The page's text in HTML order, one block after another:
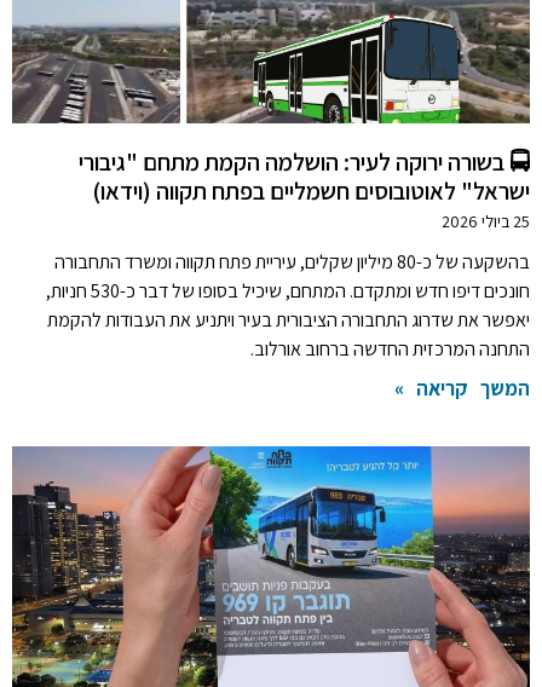
🚍 בשורה ירוקה לעיר: הושלמה הקמת מתחם "גיבורי
ישראל" לאוטובוסים חשמליים בפתח תקווה (וידאו)
25 ביולי 2026
בהשקעה של כ-80 מיליון שקלים, עיריית פתח תקווה ומשרד התחבורה
חונכים דיפו חדש ומתקדם. המתחם, שיכיל בסופו של דבר כ-530 חניות,
יאפשר את שדרוג התחבורה הציבורית בעיר ויתניע את העבודות להקמת
התחנה המרכזית החדשה ברחוב אורלוב.
המשך קריאה »